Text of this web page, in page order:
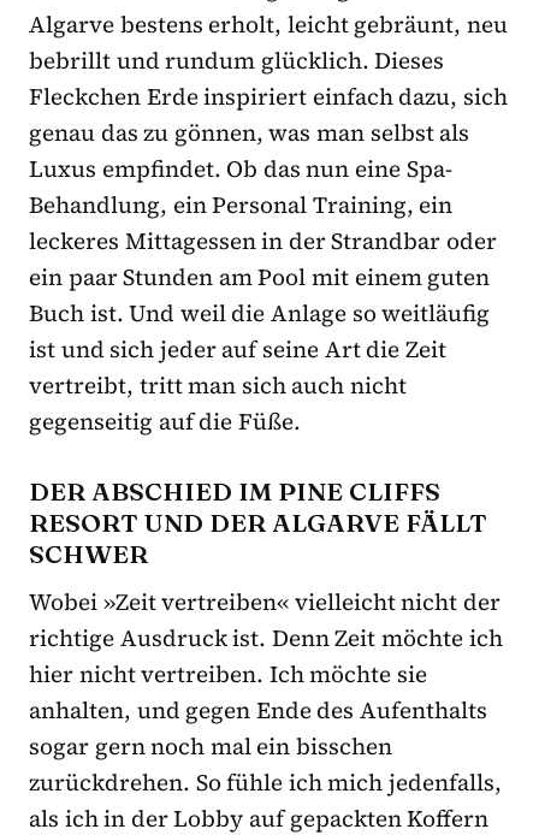
Algarve bestens erholt, leicht gebräunt, neu
bebrillt und rundum glücklich. Dieses
Fleckchen Erde inspiriert einfach dazu, sich
genau das zu gönnen, was man selbst als
Luxus empfindet. Ob das nun eine Spa-
Behandlung, ein Personal Training, ein
leckeres Mittagessen in der Strandbar oder
ein paar Stunden am Pool mit einem guten
Buch ist. Und weil die Anlage so weitläufig
ist und sich jeder auf seine Art die Zeit
vertreibt, tritt man sich auch nicht
gegenseitig auf die Füße.
DER ABSCHIED IM PINE CLIFFS
RESORT UND DER ALGARVE FÄLLT
SCHWER
Wobei »Zeit vertreiben« vielleicht nicht der
richtige Ausdruck ist. Denn Zeit möchte ich
hier nicht vertreiben. Ich möchte sie
anhalten, und gegen Ende des Aufenthalts
sogar gern noch mal ein bisschen
zurückdrehen. So fühle ich mich jedenfalls,
als ich in der Lobby auf gepackten Koffern